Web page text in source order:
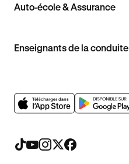
Auto-école & Assurance
Enseignants de la conduite